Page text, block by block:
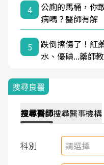
4
公廁的馬桶，你
病嗎？醫師有解
5
跌倒擦傷了！紅
水、優碘...藥師
搜尋良醫
搜尋醫師搜尋醫事機構
科別 請選擇